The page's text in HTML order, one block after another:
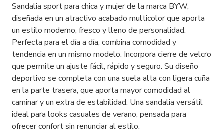
Sandalia sport para chica y mujer de la marca BYW,
diseñada en un atractivo acabado multicolor que aporta
un estilo moderno, fresco y lleno de personalidad.
Perfecta para el día a día, combina comodidad y
tendencia en un mismo modelo. Incorpora cierre de velcro
que permite un ajuste fácil, rápido y seguro. Su diseño
deportivo se completa con una suela alta con ligera cuña
en la parte trasera, que aporta mayor comodidad al
caminar y un extra de estabilidad. Una sandalia versátil
ideal para looks casuales de verano, pensada para
ofrecer confort sin renunciar al estilo.